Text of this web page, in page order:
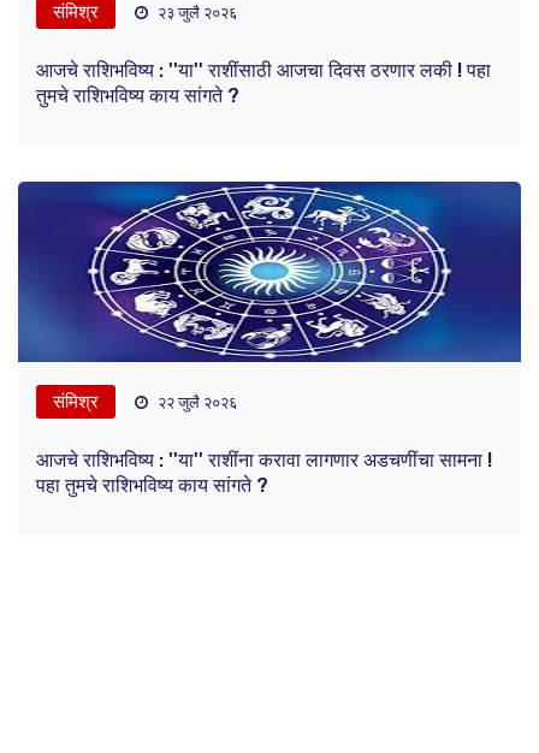
संमिश्र २३ जुलै २०२६
आजचे राशिभविष्य : ''या'' राशींसाठी आजचा दिवस ठरणार लकी ! पहा
तुमचे राशिभविष्य काय सांगते ?
संमिश्र २२ जुलै २०२६
आजचे राशिभविष्य : ''या'' राशींना करावा लागणार अडचणींचा सामना !
पहा तुमचे राशिभविष्य काय सांगते ?